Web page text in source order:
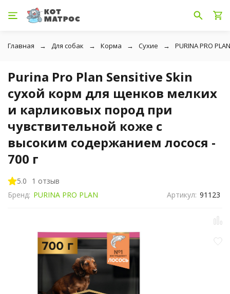
Главная Для собак Корма Сухие PURINA PRO PLAN
Purina Pro Plan Sensitive Skin
сухой корм для щенков мелких
и карликовых пород при
чувствительной коже с
высоким содержанием лосося -
700 г
5.0
1 отзыв
Бренд: PURINA PRO PLAN Артикул: 91123